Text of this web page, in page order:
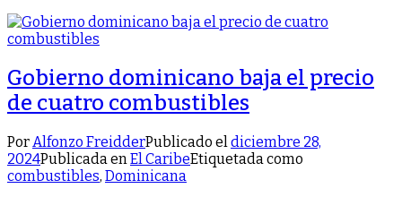
Gobierno dominicano baja el precio
de cuatro combustibles
PorAlfonzo FreidderPublicado eldiciembre 28,
2024Publicada enEl CaribeEtiquetada como
combustibles, Dominicana